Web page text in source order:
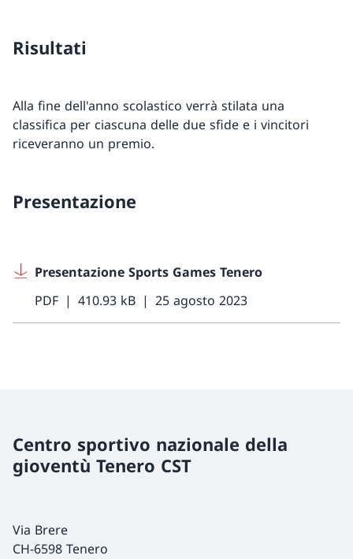
Risultati
Alla fine dell'anno scolastico verrà stilata una
classifica per ciascuna delle due sfide e i vincitori
riceveranno un premio.
Presentazione
Presentazione Sports Games Tenero
PDF
410.93 kB 25 agosto 2023
Centro sportivo nazionale della
gioventù Tenero CST
Via Brere
CH-6598 Tenero